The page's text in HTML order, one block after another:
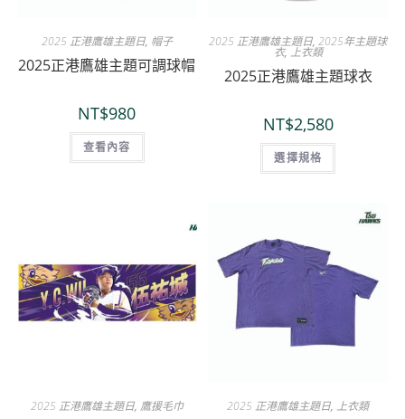
2025 正港鷹雄主題日, 帽子
2025正港鷹雄主題可調球帽
NT$980
查看內容
2025 正港鷹雄主題日,2025年主題球
衣, 上衣類
2025正港鷹雄主題球衣
NT$2,580
選擇規格
2025 正港鷹雄主題日, 鷹援毛巾 2025 正港鷹雄主題日, 上衣類